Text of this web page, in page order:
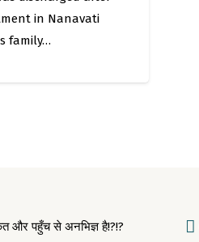
in Nanavati
family…
और पहुँच से अनभिज्ञ है!?!?